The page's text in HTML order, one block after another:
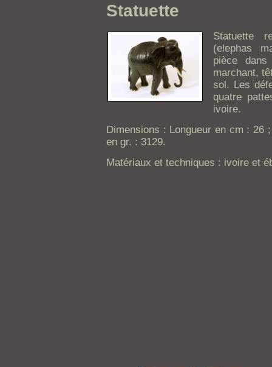
Statuette
Statuette
(elephas
pièce
marchant,
sol. Les
quatre
ivoire.
Dimensions : Longueur en cm : 26
en gr. : 3129.
Matériaux et techniques : ivoire et